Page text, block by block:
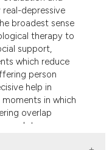
depressive
broadest sense
therapy to
support,
which reduce
person
help in
in which
overlap
such to